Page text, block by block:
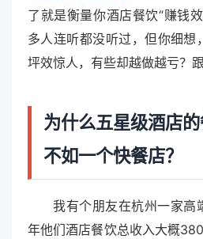
了就是衡量你酒店餐饮“赚钱
多人连听都没听过，但你细想
坪效惊人，有些却越做越亏？
为什么五星级酒店
不如一个快餐店？
我有个朋友在杭州一家高
年他们酒店餐饮总收入大概